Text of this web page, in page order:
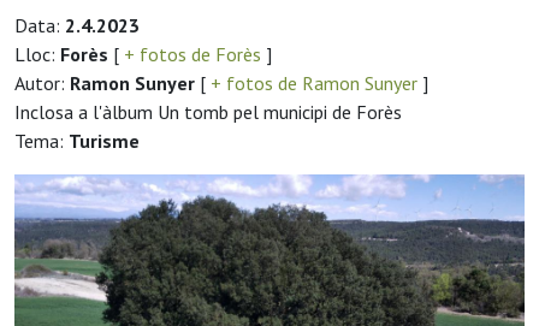
Data: 2.4.2023
Lloc: Forès [ + fotos de Forès ]
Autor: Ramon Sunyer [ + fotos de Ramon Sunyer ]
Inclosa a l'àlbum Un tomb pel municipi de Forès
Tema: Turisme